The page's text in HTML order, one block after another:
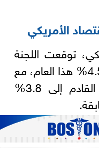
الأمريكي
توقعت اللجنة
أن يسجل معدل البطالة 4.5% هذا العام، مع
تخفيض توقعات العام القادم إلى 3.8%